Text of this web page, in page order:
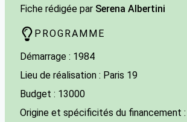
Fiche rédigée par Serena Albertini
PROGRAMME
Démarrage : 1984
Lieu de réalisation : Paris 19
Budget : 13000
Origine et spécificités du financement